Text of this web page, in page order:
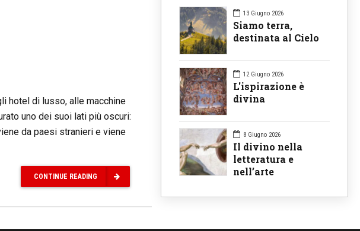
hotel di lusso, alle macchine
uno dei suoi lati più oscuri:
da paesi stranieri e viene
CONTINUE READING
13 Giugno 2026
Siamo terra,
destinata al Cielo
12 Giugno 2026
L'ispirazione è
divina
8 Giugno 2026
Il divino nella
letteratura e
nell’arte